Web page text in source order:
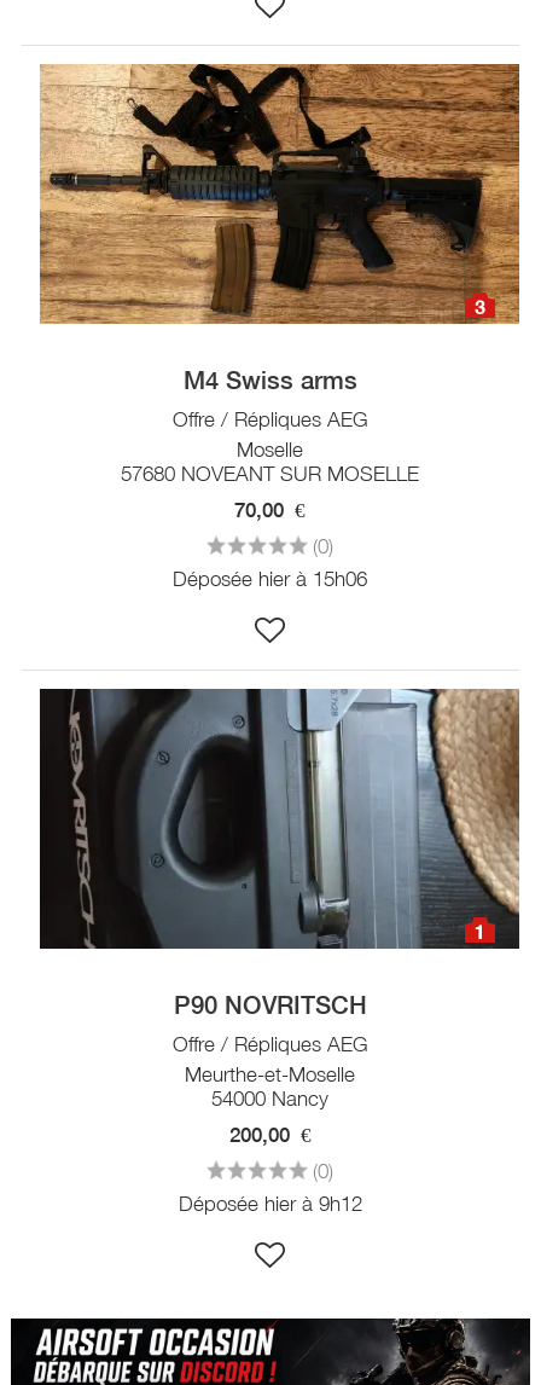
3
M4 Swiss arms
Offre / Répliques AEG
Moselle
57680 NOVEANT SUR MOSELLE
70,00 €
(0)
Déposée hier à 15h06
1
P90 NOVRITSCH
Offre / Répliques AEG
Meurthe-et-Moselle
54000 Nancy
200,00 €
(0)
Déposée hier à 9h12